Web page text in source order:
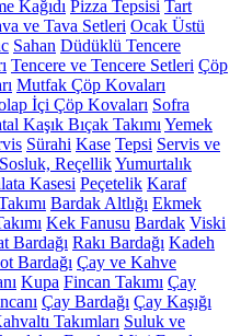
Kağıdı Pizza Tepsisi Tart
ve Tava Setleri Ocak Üstü
Sahan Düdüklü Tencere
Tencere ve Tencere Setleri Çöp
Mutfak Çöp Kovaları
İçi Çöp Kovaları Sofra
Kaşık Bıçak Takımı Yemek
Sürahi Kase Tepsi Servis ve
Sosluk, ReçellikYumurtalık
Kasesi Peçetelik Karaf
Bardak Altlığı Ekmek
Kek Fanusu Bardak Viski
Bardağı Rakı Bardağı Kadeh
Bardağı Çay ve Kahve
Kupa Fincan Takımı Çay
Çay Bardağı Çay Kaşığı
Takımları Suluk ve